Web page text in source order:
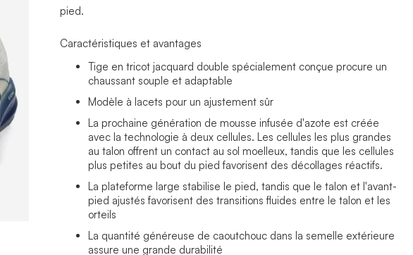
pied.
Caractéristiques et avantages
Tige en tricot jacquard double spécialement conçue procure un
chaussant souple et adaptable
Modèle à lacets pour un ajustement sûr
La prochaine génération de mousse infusée d'azote est créée
avec la technologie à deux cellules. Les cellules les plus grandes
au talon offrent un contact au sol moelleux, tandis que les cellules
plus petites au bout du pied favorisent des décollages réactifs.
La plateforme large stabilise le pied, tandis que le talon et l'avant-
pied ajustés favorisent des transitions fluides entre le talon et les
orteils
La quantité généreuse de caoutchouc dans la semelle extérieure
assure une grande durabilité